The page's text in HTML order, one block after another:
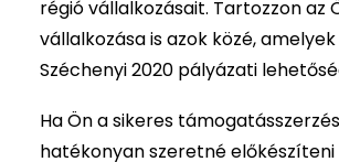
régió vállalkozásait. Tartozzon az
vállalkozása is azok közé,
Széchenyi 2020 pályázati
Ha Ön a sikeres
hatékonyan szeretné